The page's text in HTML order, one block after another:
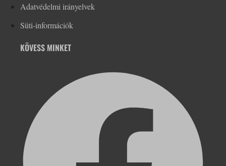
Adatvédelmi irányelvek
Süti-információk
KÖVESS MINKET